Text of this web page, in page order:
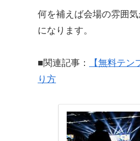
何を補えば会場の雰囲
になります。
■関連記事：
【無料テ
り方